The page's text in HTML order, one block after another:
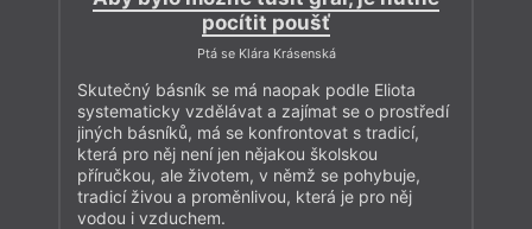
pocítit poušť
Ptá se Klára Krásenská
Skutečný básník se má naopak podle Eliota
systematicky vzdělávat a zajímat se o prostředí
jiných básníků, má se konfrontovat s tradicí,
která pro něj není jen nějakou školskou
příručkou, ale životem, v němž se pohybuje,
tradicí živou a proměnlivou, která je pro něj
vodou i vzduchem.